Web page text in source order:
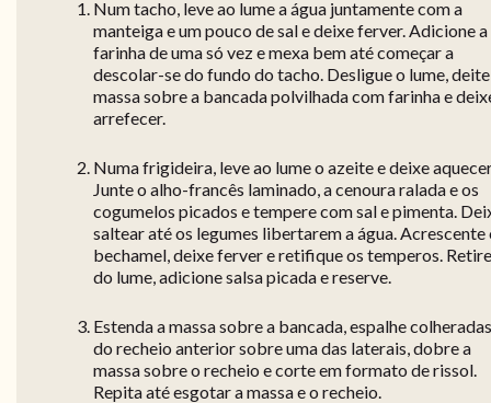
Num tacho, leve ao lume a água juntamente com a
manteiga e um pouco de sal e deixe ferver. Adicione a
farinha de uma só vez e mexa bem até começar a
descolar-se do fundo do tacho. Desligue o lume,
massa sobre a bancada polvilhada com farinha e
arrefecer.
Numa frigideira, leve ao lume o azeite e deixe
Junte o alho-francês laminado, a cenoura ralada e os
cogumelos picados e tempere com sal e pimenta.
saltear até os legumes libertarem a água. Acrescente
bechamel, deixe ferver e retifique os temperos. Retire
do lume, adicione salsa picada e reserve.
Estenda a massa sobre a bancada, espalhe colheradas
do recheio anterior sobre uma das laterais, dobre a
massa sobre o recheio e corte em formato de rissol.
Repita até esgotar a massa e o recheio.